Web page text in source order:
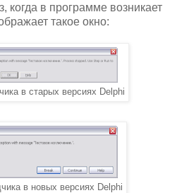
когда в программе возникает
такое окно:
в старых версиях Delphi
в новых версиях Delphi